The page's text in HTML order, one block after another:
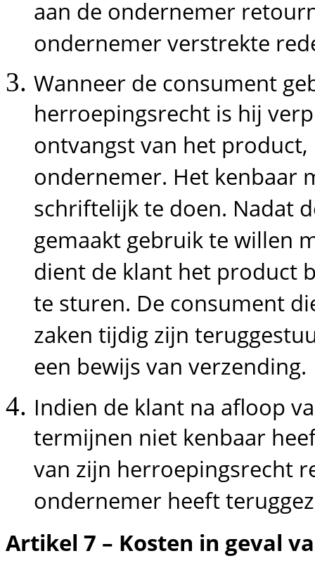
aan de ondernemer
ondernemer verstrekte
Wanneer de consument
herroepingsrecht is hij
ontvangst van het
ondernemer. Het kenbaar
schriftelijk te doen. Nadat
gemaakt gebruik te willen
dient de klant het product
te sturen. De consument
zaken tijdig zijn
een bewijs van verzending.
Indien de klant na afloop
termijnen niet kenbaar
van zijn herroepingsrecht
ondernemer heeft
Artikel 7 – Kosten in geval